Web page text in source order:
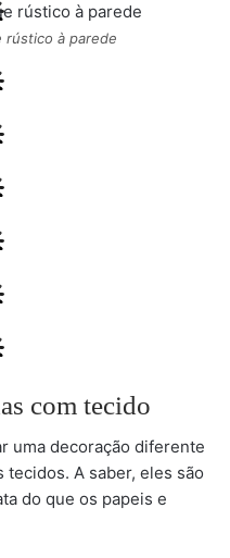
rústico à parede
com tecido
uma decoração diferente
A saber, eles são
do que os papeis e